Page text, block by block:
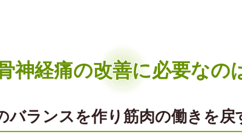
神経痛の改善に必要なの
バランスを作り筋肉の働きを戻